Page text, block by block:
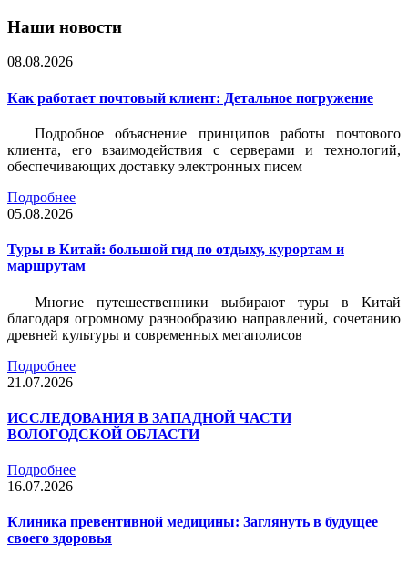
Наши новости
08.08.2026
Как работает почтовый клиент: Детальное погружение
Подробное объяснение принципов работы почтового
клиента, его взаимодействия с серверами и технологий,
обеспечивающих доставку электронных писем
Подробнее
05.08.2026
Туры в Китай: большой гид по отдыху, курортам и
маршрутам
Многие путешественники выбирают туры в Китай
благодаря огромному разнообразию направлений, сочетанию
древней культуры и современных мегаполисов
Подробнее
21.07.2026
ИССЛЕДОВАНИЯ В ЗАПАДНОЙ ЧАСТИ
ВОЛОГОДСКОЙ ОБЛАСТИ
Подробнее
16.07.2026
Клиника превентивной медицины: Заглянуть в будущее
своего здоровья